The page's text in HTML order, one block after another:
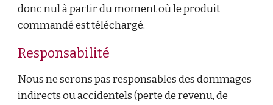
donc nul à partir du moment où le produit
commandé est téléchargé.
Responsabilité
Nous ne serons pas responsables des dommages
indirects ou accidentels (perte de revenu, de